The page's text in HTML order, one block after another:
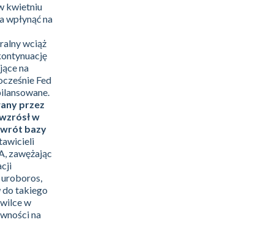
kwietniu
wpłynąć na
wciąż
na
Fed
przez
w
bazy
zawężając
do takiego
w
na